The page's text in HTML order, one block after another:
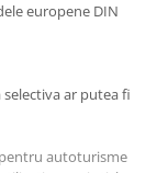
europene DIN
ar putea fi
autoturisme